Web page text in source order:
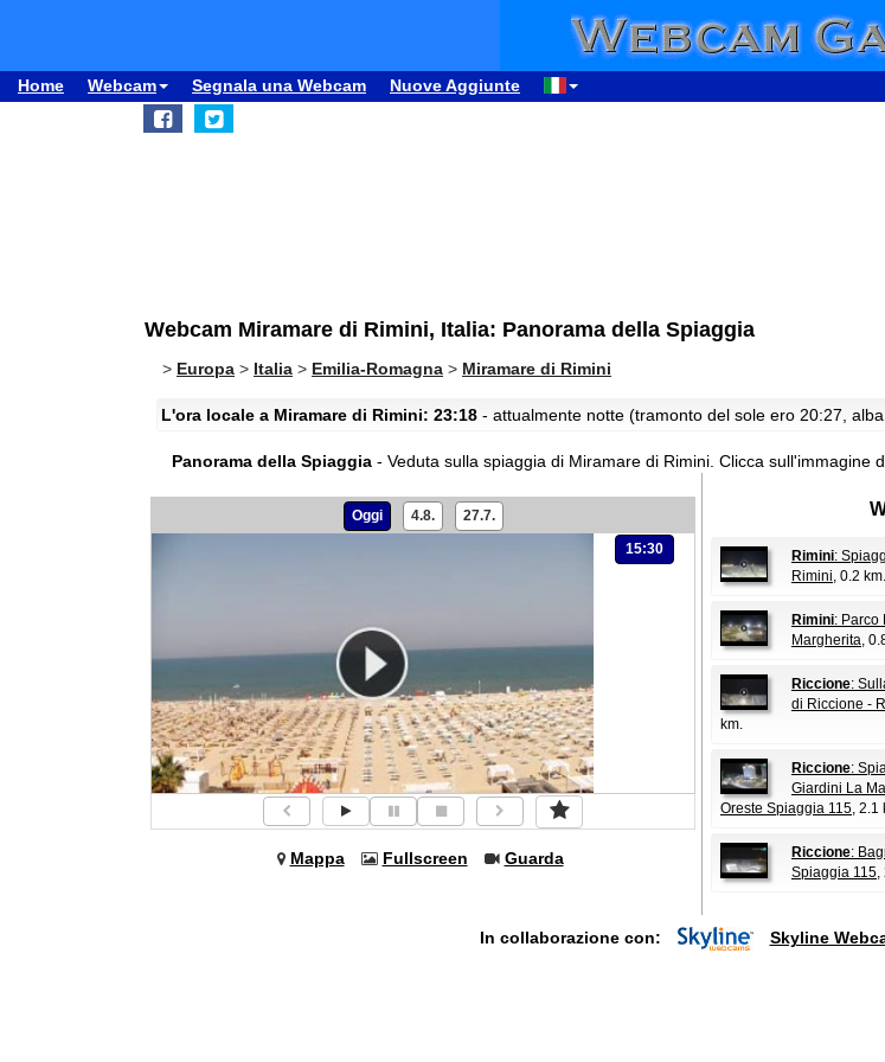
Home Webcam Segnala una Webcam Nuove Aggiunte
Webcam Miramare di Rimini, Italia: Panorama della Spiaggia
> Europa > Italia > Emilia-Romagna > Miramare di Rimini
L'ora locale a Miramare di Rimini: 23:18 - attualmente notte (tramonto del sole ero 20:27,
Panorama della Spiaggia - Veduta sulla spiaggia di Miramare di Rimini. Clicca sull'immagine
Oggi 4.8. 27.7.
15:30
Mappa Fullscreen Guarda
Rimini:
Rimini, 0.2 km.
Rimini: Parco
Margherita,
Riccione:
di Riccione -
km.
Riccione:
Giardini La
Oreste Spiaggia 115, 2.1
Riccione:
Spiaggia 115,
In collaborazione con: Skyline